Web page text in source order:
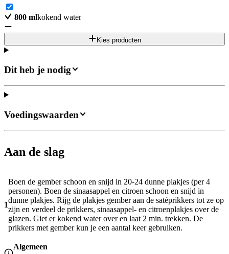
800 mlkokend water
Kies producten
Dit heb je nodig
Aan de slag
1
Boen de gember schoon en snijd in 20-24 dunne plakjes (per 4
personen). Boen de sinaasappel en citroen schoon en snijd in
dunne plakjes. Rijg de plakjes gember aan de satéprikkers tot ze op
zijn en verdeel de prikkers, sinaasappel- en citroenplakjes over de
glazen. Giet er kokend water over en laat 2 min. trekken. De
prikkers met gember kun je een aantal keer gebruiken.
Algemeen
Voedingswaarden